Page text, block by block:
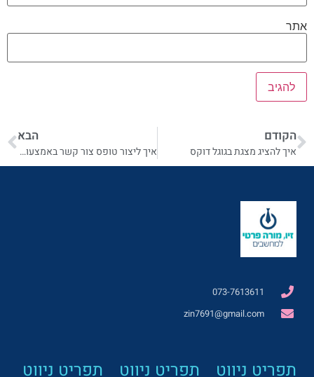
אתר
הקודם
איך להציג מצגת בגוגל דוקס
הבא
איך ליצור טופס צור קשר באמצעות גוגל דוקס
073-7613611
zin7691@gmail.com
תפריט ניווט תפריט ניווט תפריט ניווט